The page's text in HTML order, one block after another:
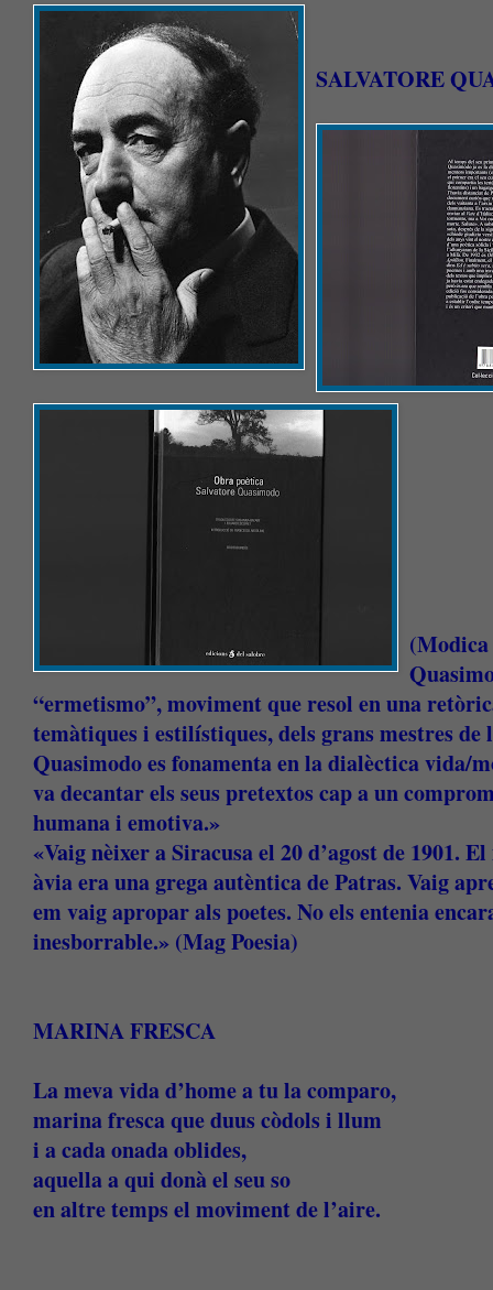
SALVATORE
(Modica
“ermetismo”, moviment que resol en una
temàtiques i estilístiques, dels grans mestres
Quasimodo es fonamenta en la dialèctica
va decantar els seus pretextos cap a un
humana i emotiva.»
«Vaig nèixer a Siracusa el 20 d’agost de 1901.
àvia era una grega autèntica de Patras. Vaig
em vaig apropar als poetes. No els entenia
inesborrable.» (Mag Poesia)
MARINA FRESCA
La meva vida d’home a tu la comparo,
marina fresca que duus còdols i llum
i a cada onada oblides,
aquella a qui donà el seu so
en altre temps el moviment de l’aire.